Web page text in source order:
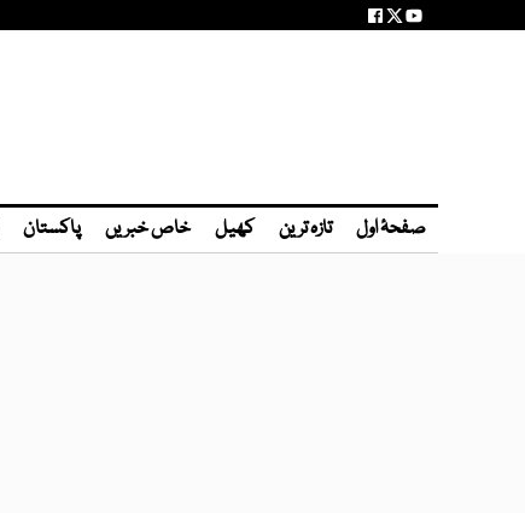
صفحۂ اول تازہ ترین کھیل خاص خبریں پاکستان